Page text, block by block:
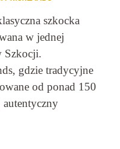
szkocka
w jednej
Szkocji.
gdzie tradycyjne
od ponad 150